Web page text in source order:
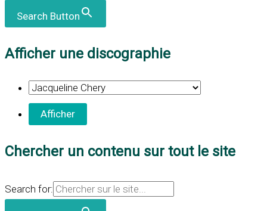
Search Button
Afficher une discographie
Chercher un contenu sur tout le site
Search for: